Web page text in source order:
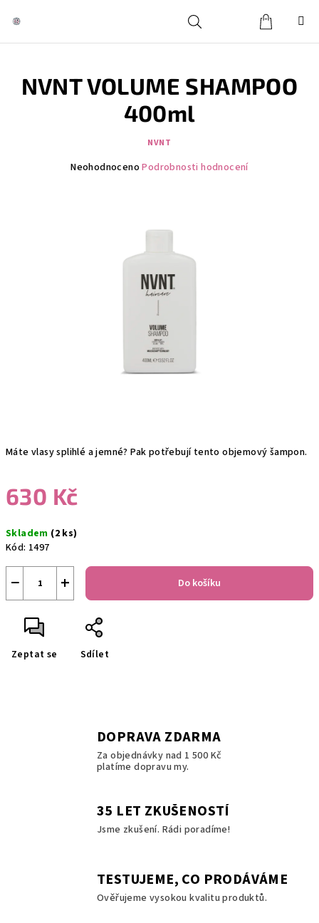
HledatPřihlášeníKošík
Máte vlasy splihlé a jemné? Pak potřebují tento objemový šampon.
630 Kč
cena:
Skladem (2 ks)
Kód: 1497
+
− Do košíku
Zeptat se Sdílet
NVNT VOLUME SHAMPOO
400ml
NVNT
Průměrné
Neohodnoceno Podrobnosti hodnocení
DOPRAVA ZDARMA
Za objednávky nad 1 500 Kč
platíme dopravu my.
35 LET ZKUŠENOSTÍ
Jsme zkušení. Rádi poradíme!
TESTUJEME, CO PRODÁVÁME
Ověřujeme vysokou kvalitu produktů.